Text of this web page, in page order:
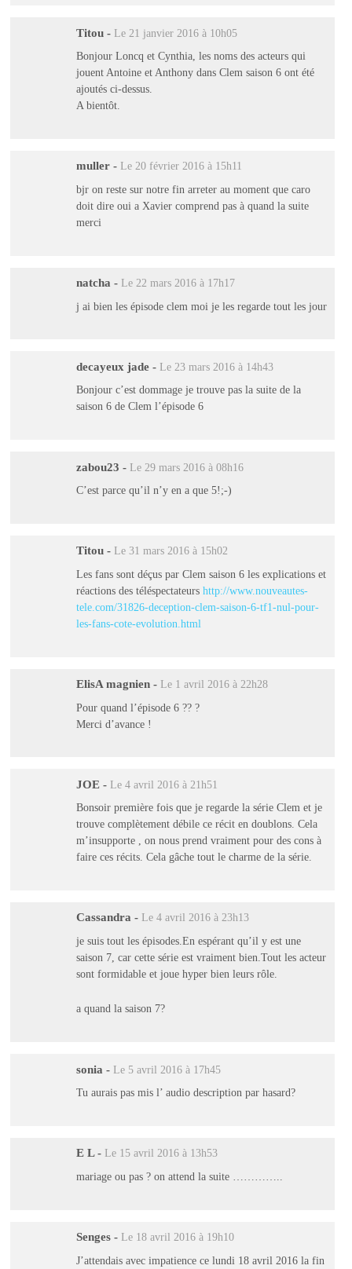
Titou - Le 21 janvier 2016 à 10h05
Bonjour Loncq et Cynthia, les noms des acteurs qui
jouent Antoine et Anthony dans Clem saison 6 ont été
ajoutés ci-dessus.
A bientôt.
muller - Le 20 février 2016 à 15h11
bjr on reste sur notre fin arreter au moment que caro
doit dire oui a Xavier comprend pas à quand la suite
merci
natcha - Le 22 mars 2016 à 17h17
j ai bien les épisode clem moi je les regarde tout les jour
decayeux jade - Le 23 mars 2016 à 14h43
Bonjour c’est dommage je trouve pas la suite de la
saison 6 de Clem l’épisode 6
zabou23 - Le 29 mars 2016 à 08h16
C’est parce qu’il n’y en a que 5!;-)
Titou - Le 31 mars 2016 à 15h02
Les fans sont déçus par Clem saison 6 les explications et
réactions des téléspectateurs http://www.nouveautes-
tele.com/31826-deception-clem-saison-6-tf1-nul-pour-
les-fans-cote-evolution.html
ElisA magnien - Le 1 avril 2016 à 22h28
Pour quand l’épisode 6 ?? ?
Merci d’avance !
JOE - Le 4 avril 2016 à 21h51
Bonsoir première fois que je regarde la série Clem et je
trouve complètement débile ce récit en doublons. Cela
m’insupporte , on nous prend vraiment pour des cons à
faire ces récits. Cela gâche tout le charme de la série.
Cassandra - Le 4 avril 2016 à 23h13
je suis tout les épisodes.En espérant qu’il y est une
saison 7, car cette série est vraiment bien.Tout les acteur
sont formidable et joue hyper bien leurs rôle.
a quand la saison 7?
sonia - Le 5 avril 2016 à 17h45
Tu aurais pas mis l’ audio description par hasard?
E L - Le 15 avril 2016 à 13h53
mariage ou pas ? on attend la suite …………..
Senges - Le 18 avril 2016 à 19h10
J’attendais avec impatience ce lundi 18 avril 2016 la fin